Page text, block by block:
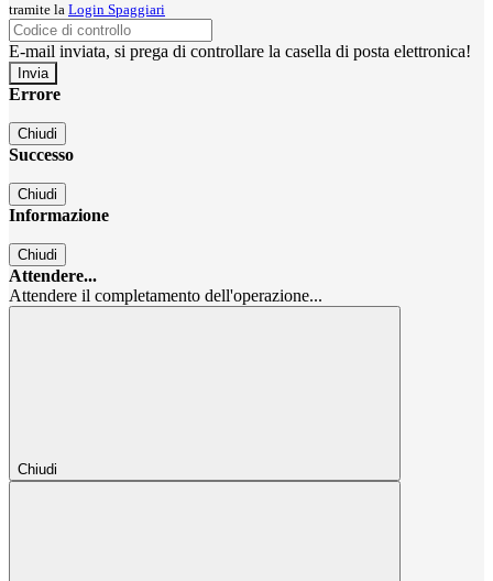
tramite la Login Spaggiari
E-mail inviata, si prega di controllare la casella di posta elettronica!
Errore
Chiudi
Successo
Chiudi
Informazione
Chiudi
Attendere...
Attendere il completamento dell'operazione...
Chiudi